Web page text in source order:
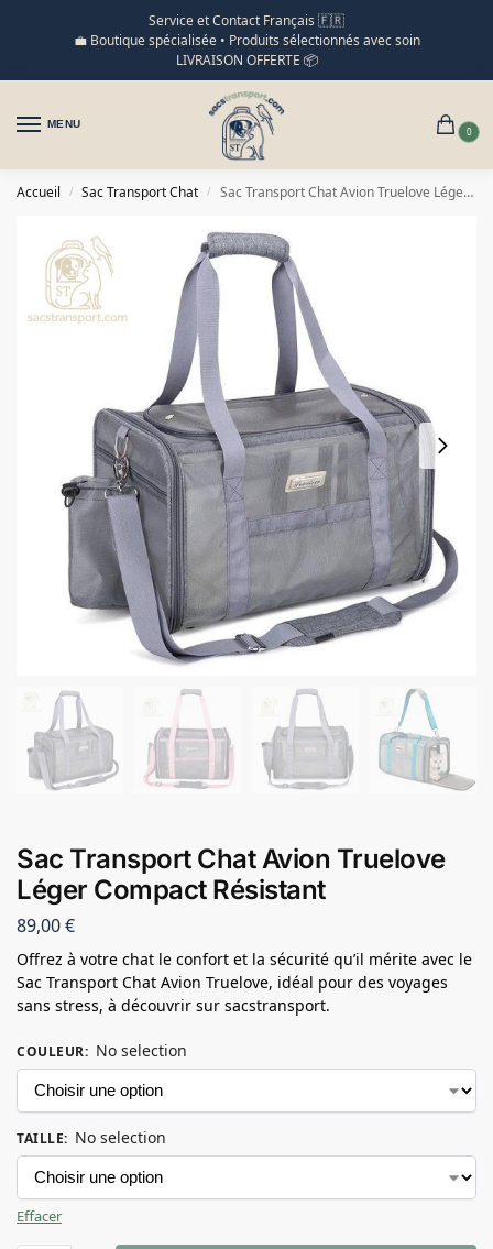
Service et Contact Français 🇫🇷
💼 Boutique spécialisée • Produits sélectionnés avec soin
LIVRAISON OFFERTE 📦
MENU
0
Accueil / Sac Transport Chat / Sac Transport Chat Avion Truelove Léger Compact Résistant
Sac Transport Chat Avion Truelove
Léger Compact Résistant
89,00€
Offrez à votre chat le confort et la sécurité qu’il mérite avec le
Sac Transport Chat Avion Truelove, idéal pour des voyages
sans stress, à découvrir sur sacstransport.
COULEUR: No selection
TAILLE: No selection
Effacer